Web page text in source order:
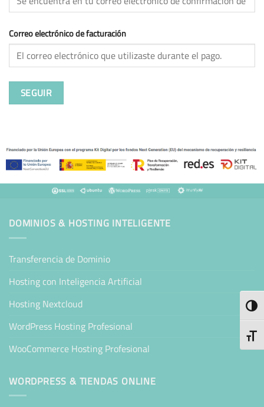
Correo electrónico de facturación
SEGUIR
DOMINIOS & HOSTING INTELIGENTE
Transferencia de Dominio
Hosting con Inteligencia Artificial
Hosting Nextcloud
WordPress Hosting Profesional
WooCommerce Hosting Profesional
WORDPRESS & TIENDAS ONLINE